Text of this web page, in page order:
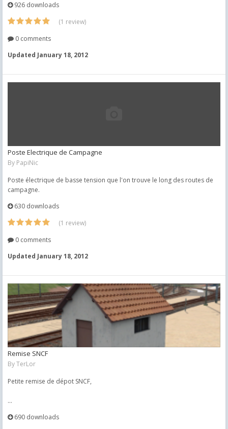
926 downloads
(1 review)
0 comments
Updated January 18, 2012
Poste Electrique de Campagne
By PapiNic
Poste électrique de basse tension que l'on trouve le long des routes de
campagne.
630 downloads
(1 review)
0 comments
Updated January 18, 2012
Remise SNCF
ByTerLor
Petite remise de dépot SNCF,
...
690 downloads